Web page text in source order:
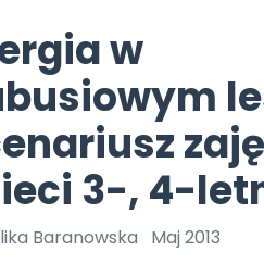
Nowości
Zapowiedzi
Promocje
czerwca 2024 r. uzyskała
Online.
Bliżej Pieska
Pomoc zwierzętom
Książka (dla) Przedszkolaka
Promowanie czytelnictwa
TikTok
Zobacz nas na TikToku
YouTube
Filmy edukacyjne
w
3-, 4-
Baranowska Maj 2013